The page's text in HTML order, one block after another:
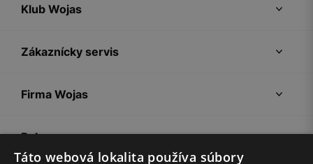
Klub Wojas
Zákaznícky servis
Firma Wojas
Pokyny
Táto webová lokalita používa súbory